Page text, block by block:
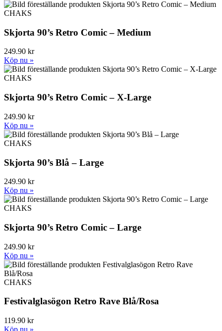
CHAKS
Skjorta 90’s Retro Comic – Medium
249.90 kr
Köp nu »
CHAKS
Skjorta 90’s Retro Comic – X-Large
249.90 kr
Köp nu »
CHAKS
Skjorta 90’s Blå – Large
249.90 kr
Köp nu »
CHAKS
Skjorta 90’s Retro Comic – Large
249.90 kr
Köp nu »
CHAKS
Festivalglasögon Retro Rave Blå/Rosa
119.90 kr